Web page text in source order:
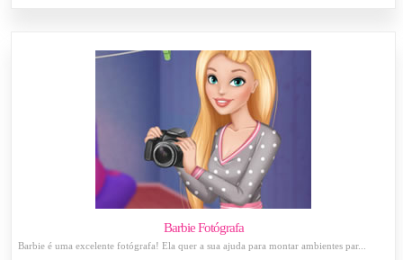
Barbie Fotógrafa
Barbie é uma excelente fotógrafa! Ela quer a sua ajuda para montar ambientes par...